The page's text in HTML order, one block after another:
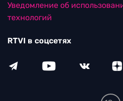
Уведомление об
технологий
RTVI в соцсетях